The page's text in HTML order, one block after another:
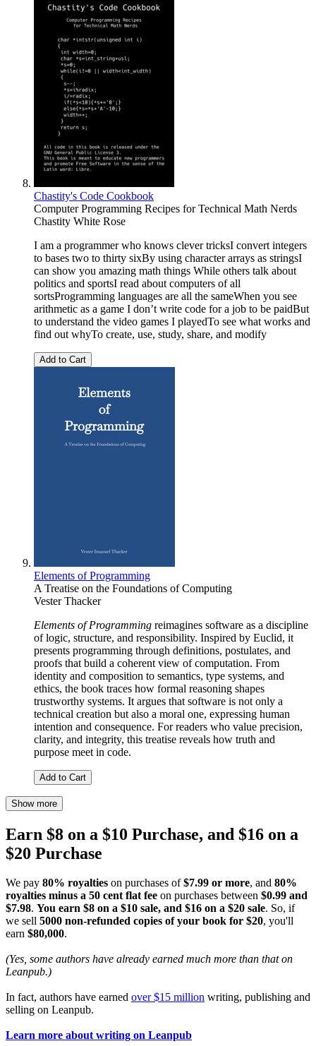
Chastity's Code Cookbook
Computer Programming Recipes for Technical Math Nerds
Chastity White Rose
I am a programmer who knows clever tricksI convert integers
to bases two to thirty sixBy using character arrays as stringsI
can show you amazing math things While others talk about
politics and sportsI read about computers of all
sortsProgramming languages are all the sameWhen you see
arithmetic as a game I don’t write code for a job to be paidBut
to understand the video games I playedTo see what works and
find out whyTo create, use, study, share, and modify
Add to Cart
Elements of Programming
A Treatise on the Foundations of Computing
Vester Thacker
Elements of Programming reimagines software as a discipline
of logic, structure, and responsibility. Inspired by Euclid, it
presents programming through definitions, postulates, and
proofs that build a coherent view of computation. From
identity and composition to semantics, type systems, and
ethics, the book traces how formal reasoning shapes
trustworthy systems. It argues that software is not only a
technical creation but also a moral one, expressing human
intention and consequence. For readers who value precision,
clarity, and integrity, this treatise reveals how truth and
purpose meet in code.
Add to Cart
Show more
Earn $8 on a $10 Purchase, and $16 on a
$20 Purchase
We pay 80% royalties on purchases of$7.99 or more, and 80%
royalties minus a 50 cent flat fee on purchases between $0.99 and
$7.98. You earn $8 on a $10 sale, and $16 on a $20 sale. So, if
we sell 5000 non-refunded copies of your book for $20, you'll
earn $80,000.
(Yes, some authors have already earned much more than that on
Leanpub.)
In fact, authors have earned over $15 million writing, publishing and
selling on Leanpub.
Learn more about writing on Leanpub